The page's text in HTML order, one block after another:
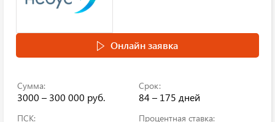
Онлайн заявка
Сумма:
3000 – 300 000 руб.
Срок:
84 – 175 дней
ПСК: Процентная ставка: